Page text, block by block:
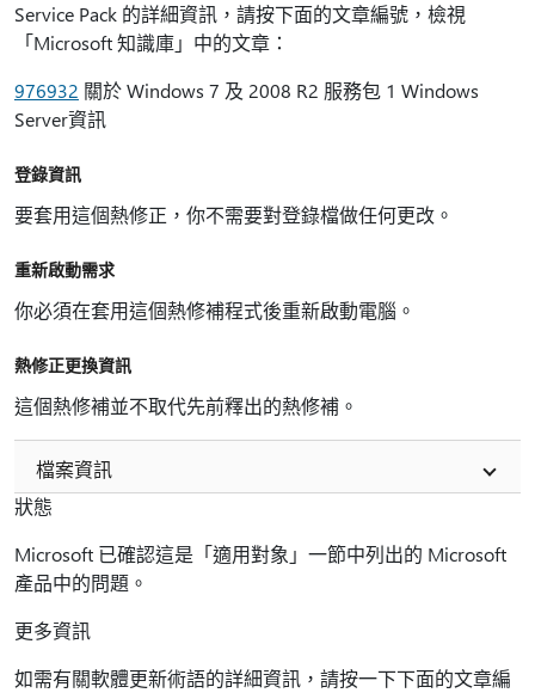
Service Pack 的詳細資訊，請按下面的文章編號，檢視
「Microsoft 知識庫」中的文章：
976932 關於 Windows 7 及 2008 R2 服務包 1 Windows
Server資訊
登錄資訊
要套用這個熱修正，你不需要對登錄檔做任何更改。
重新啟動需求
你必須在套用這個熱修補程式後重新啟動電腦。
熱修正更換資訊
這個熱修補並不取代先前釋出的熱修補。
檔案資訊
狀態
Microsoft 已確認這是「適用對象」一節中列出的 Microsoft
產品中的問題。
更多資訊
如需有關軟體更新術語的詳細資訊，請按一下下面的文章編